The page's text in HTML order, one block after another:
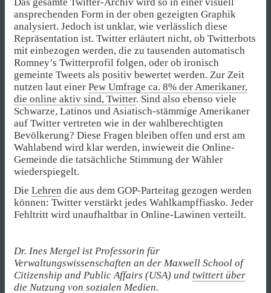
Das gesamte Twitter-Archiv wird so in einer visuell
ansprechenden Form in der oben gezeigten Graphik
analysiert. Jedoch ist unklar, wie verlässlich diese
Repräsentation ist. Twitter erläutert nicht, ob Twitterbots
mit einbezogen werden, die zu tausenden automatisch
Romney’s Twitterprofil folgen, oder ob ironisch
gemeinte Tweets als positiv bewertet werden. Zur Zeit
nutzen laut einer Pew Umfrage ca. 8% der Amerikaner,
die online aktiv sind, Twitter. Sind also ebenso viele
Schwarze, Latinos und Asiatisch-stämmige Amerikaner
auf Twitter vertreten wie in der wahlberechtigten
Bevölkerung? Diese Fragen bleiben offen und erst am
Wahlabend wird klar werden, inwieweit die Online-
Gemeinde die tatsächliche Stimmung der Wähler
wiederspiegelt.
Die Lehren die aus dem GOP-Parteitag gezogen werden
können: Twitter verstärkt jedes Wahlkampffiasko. Jeder
Fehltritt wird unaufhaltbar in Online-Lawinen verteilt.
Dr. Ines Mergel ist Professorin für
Verwaltungswissenschaften an der Maxwell School of
Citizenship and Public Affairs (USA) und twittert über
die Nutzung von sozialen Medien.